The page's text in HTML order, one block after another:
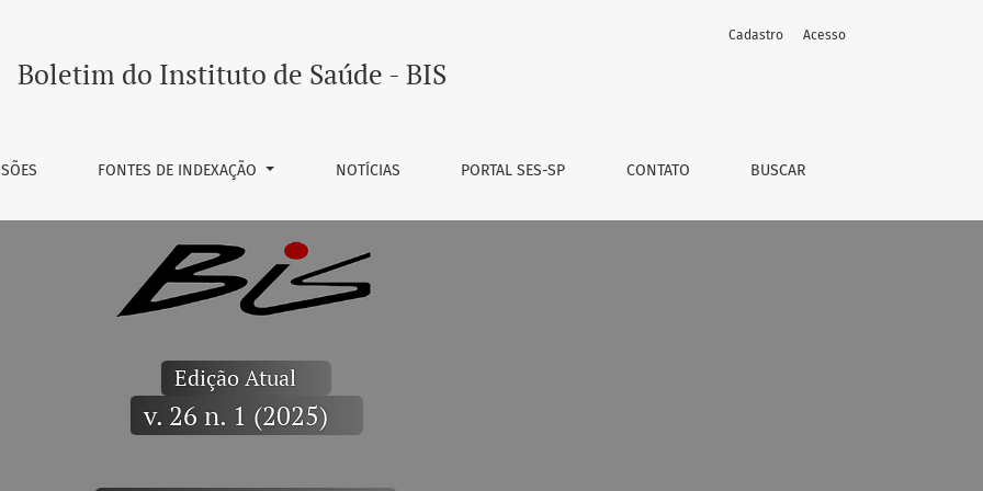
Boletim do Instituto de Saúde - BIS
FONTES DE INDEXAÇÃO NOTÍCIAS PORTAL SES-SP CONTATO BUSCAR
Cadastro Acesso
Edição Atual
v. 26 n. 1 (2025)